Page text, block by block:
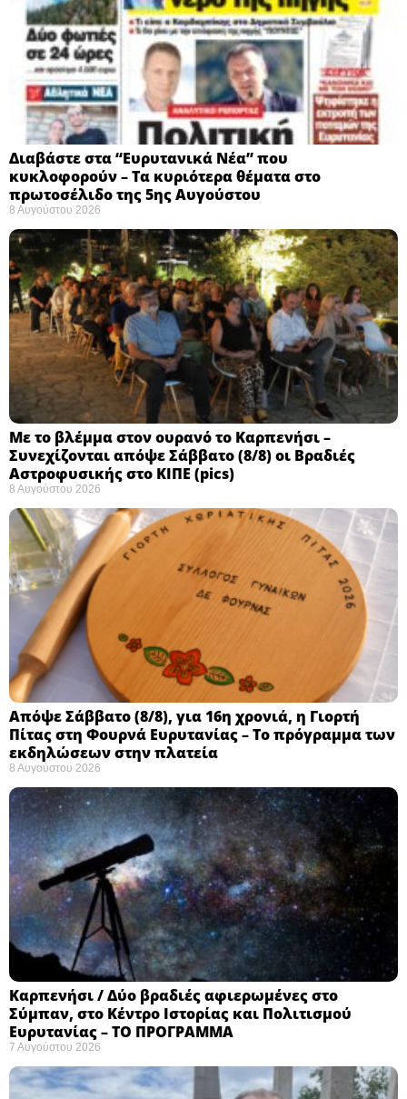
Διαβάστε στα “Ευρυτανικά Νέα” που
κυκλοφορούν – Τα κυριότερα θέματα στο
πρωτοσέλιδο της 5ης Αυγούστου
8 Αυγούστου 2026
Με το βλέμμα στον ουρανό το Καρπενήσι –
Συνεχίζονται απόψε Σάββατο (8/8) οι Βραδιές
Αστροφυσικής στο ΚΙΠΕ (pics)
8 Αυγούστου 2026
Απόψε Σάββατο (8/8), για 16η χρονιά, η Γιορτή
Πίτας στη Φουρνά Ευρυτανίας – Το πρόγραμμα των
εκδηλώσεων στην πλατεία
8 Αυγούστου 2026
Καρπενήσι / Δύο βραδιές αφιερωμένες στο
Σύμπαν, στο Κέντρο Ιστορίας και Πολιτισμού
Ευρυτανίας – ΤΟ ΠΡΟΓΡΑΜΜΑ
7 Αυγούστου 2026